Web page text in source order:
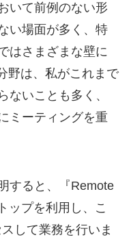
いて前例のない形
い場面が多く、特
はさまざまな壁に
野は、私がこれまで
ないことも多く、
ミーティングを重
すると、『Remote
ップを利用し、こ
して業務を行いま